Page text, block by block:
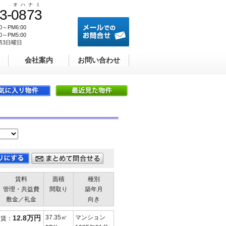
お伝えください
0
オ
8
ハ
7
ナ
3
ミ
～PM6:00
～PM5:00
3日曜日
会社案内 お問い合わせ
賃料
管理・共益費
敷金／礼金
面積
間取り
種別
築年月
向き
賃： 12.8万円
37.35㎡
マンション